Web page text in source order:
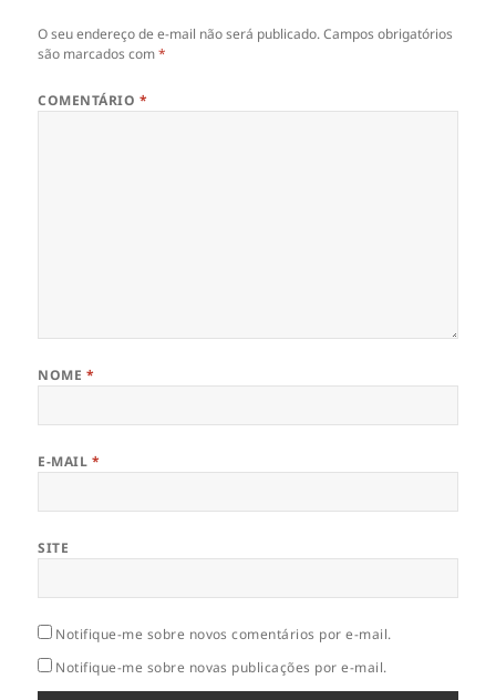
O seu endereço de e-mail não será publicado. Campos obrigatórios
são marcados com*
COMENTÁRIO *
NOME *
E-MAIL *
SITE
Notifique-me sobre novos comentários por e-mail.
Notifique-me sobre novas publicações por e-mail.